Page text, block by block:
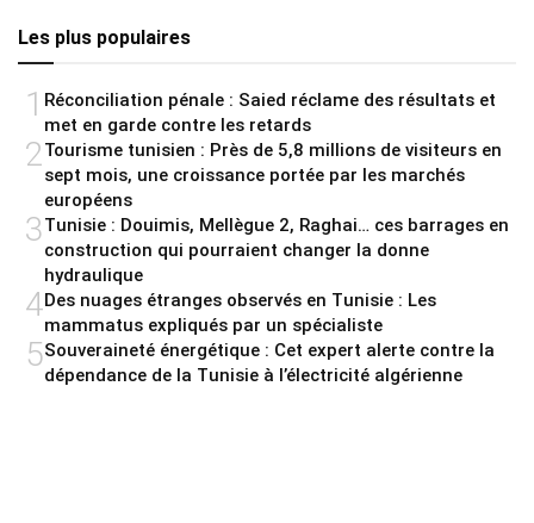
Les plus populaires
1 Réconciliation pénale : Saied réclame des résultats et
met en garde contre les retards
2Tourisme tunisien : Près de 5,8 millions de visiteurs en
sept mois, une croissance portée par les marchés
européens
3Tunisie : Douimis, Mellègue 2, Raghai… ces barrages en
construction qui pourraient changer la donne
hydraulique
4Des nuages étranges observés en Tunisie : Les
mammatus expliqués par un spécialiste
5Souveraineté énergétique : Cet expert alerte contre la
dépendance de la Tunisie à l’électricité algérienne